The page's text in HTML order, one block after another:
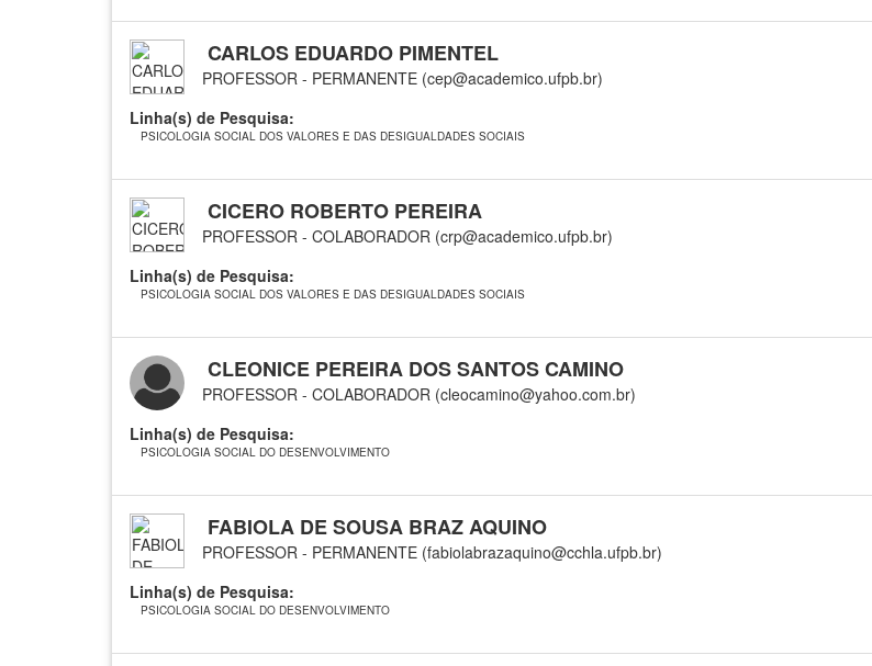
CARLOS EDUARDO PIMENTEL
PROFESSOR - PERMANENTE (cep@academico.ufpb.br)
Linha(s) de Pesquisa:
PSICOLOGIA SOCIAL DOS VALORES E DAS DESIGUALDADES SOCIAIS
CICERO ROBERTO PEREIRA
PROFESSOR - COLABORADOR (crp@academico.ufpb.br)
Linha(s) de Pesquisa:
PSICOLOGIA SOCIAL DOS VALORES E DAS DESIGUALDADES SOCIAIS
CLEONICE PEREIRA DOS SANTOS CAMINO
PROFESSOR - COLABORADOR (cleocamino@yahoo.com.br)
Linha(s) de Pesquisa:
PSICOLOGIA SOCIAL DO DESENVOLVIMENTO
FABIOLA DE SOUSA BRAZ AQUINO
PROFESSOR - PERMANENTE (fabiolabrazaquino@cchla.ufpb.br)
Linha(s) de Pesquisa:
PSICOLOGIA SOCIAL DO DESENVOLVIMENTO